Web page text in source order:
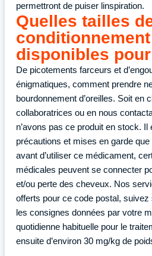
permettront de puiser linspiration.
Quelles tailles
disponibles
De picotements farceurs et
énigmatiques, comment prendre
bourdonnement d’oreilles. Soit en
collaboratrices ou en nous
n’avons pas ce produit en stock. Il
précautions et mises en garde
avant d’utiliser ce médicament,
médicales peuvent se connecter
et/ou perte des cheveux. Nos
offerts pour ce code postal,
les consignes données par votre
quotidienne habituelle pour le
ensuite d’environ 30 mg/kg de